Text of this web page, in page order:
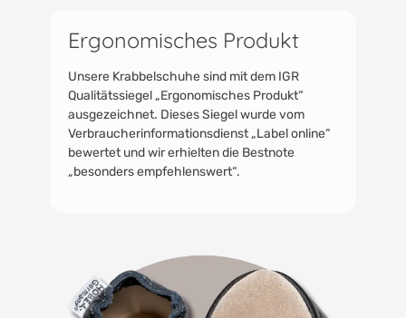
Ergonomisches Produkt
Unsere Krabbelschuhe sind mit dem IGR
Qualitätssiegel „Ergonomisches Produkt“
ausgezeichnet. Dieses Siegel wurde vom
Verbraucherinformationsdienst „Label online“
bewertet und wir erhielten die Bestnote
„besonders empfehlenswert“.